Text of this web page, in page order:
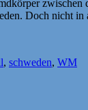
zwischen
Doch nicht
, schweden, WM